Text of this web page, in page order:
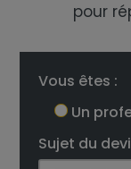
pour
Vous êtes :
Un
Sujet du